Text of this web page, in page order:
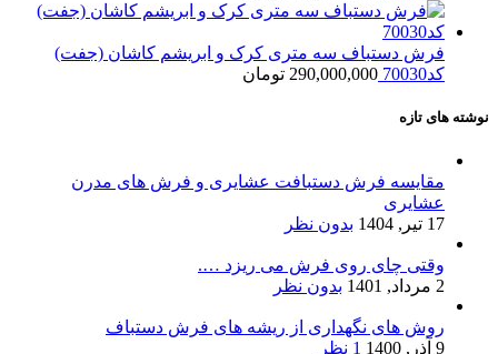
فرش دستباف سه متری کرک و ابریشم کاشان (جفت)
کد70030
290,000,000 تومان
نوشته های تازه
مقایسه فرش دستبافت عشایری و فرش های مدرن
عشایری
17 تیر, 1404
بدون نظر
وقتی چای روی فرش می ریزد ….
2 مرداد, 1401
بدون نظر
روش های نگهداری از ریشه های فرش دستباف
9 آذر, 1400
1 نظر